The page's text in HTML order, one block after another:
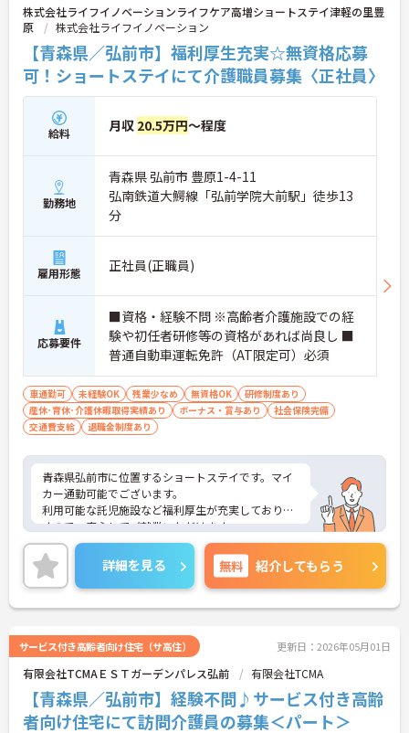
株式会社ライフイノベーションライフケア高増ショートステイ津軽の里豊
原
株式会社ライフイノベーション
【青森県／弘前市】福利厚生充実☆無資格応募
可！ショートステイにて介護職員募集〈正社員〉
給料 月収 20.5万円～程度
勤務地
青森県 弘前市 豊原1-4-11
弘南鉄道大鰐線「弘前学院大前駅」徒歩13
分
雇用形態 正社員(正職員)
応募要件
■資格・経験不問 ※高齢者介護施設での経
験や初任者研修等の資格があれば尚良し ■
普通自動車運転免許（AT限定可）必須
車通勤可 未経験OK 残業少なめ 無資格OK
研修制度あり
産休･育休･介護休暇取得実績あり
ボーナス・賞与あり
社会保険完備
交通費支給
退職金制度あり
青森県弘前市に位置するショートステイです。マイ
カー通勤可能でございます。
利用可能な託児施設など福利厚生が充実しておりま
すので、安心してご就業いただけます。
残業は月5時間程度と少なめですので、勤務終了後
の予定も立てやすいです。
ご興味のある方には、面接対策ポイントなど、さら
に詳細をお話しいたしますのでお気軽にご相談くだ
さい！
詳細を見る 無料 紹介してもらう
サービス付き高齢者向け住宅（サ高住） 更新日：2026年05月01日
有限会社TCMAＥＳＴガーデンパレス弘前 有限会社TCMA
【青森県／弘前市】経験不問♪サービス付き高齢
者向け住宅にて訪問介護員の募集＜パート＞